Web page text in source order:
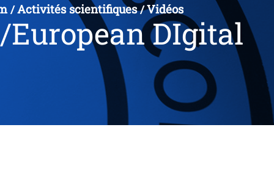
/Activités scientifiques/Vidéos
DIgital